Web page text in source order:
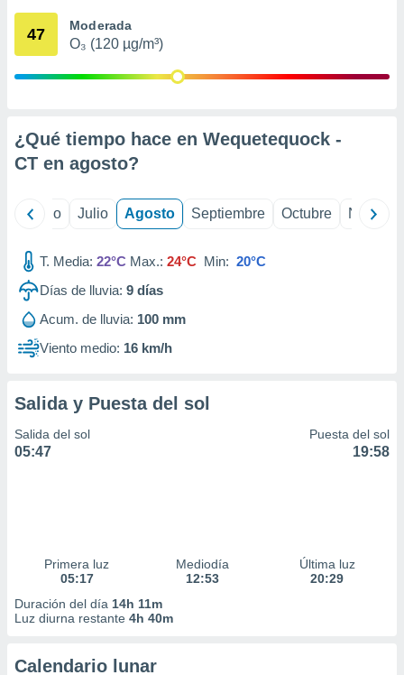
e
publicidad
1199
47 Moderada
O₃ (120 µg/m³)
¿Qué tiempo hace en Wequetequock -
CT en agosto?
Junio Julio Agosto Septiembre Octubre
T. Media: 22°C Max.: 24°C Min: 20°C
Días de lluvia: 9 días
Acum. de lluvia: 100 mm
Viento medio: 16 km/h
Salida y Puesta del sol
Salida del sol
05:47
Puesta del sol
19:58
Primera luz
05:17
Mediodía
12:53
Última luz
20:29
Duración del día 14h 11m
Luz diurna restante 4h 40m
Calendario lunar